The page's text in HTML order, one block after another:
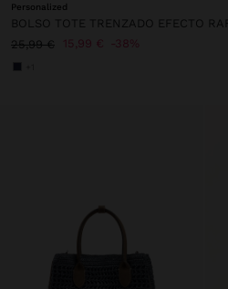
Personalized
BOLSO TOTE TRENZADO EFECTO
25,99 €
15,99 € 38%